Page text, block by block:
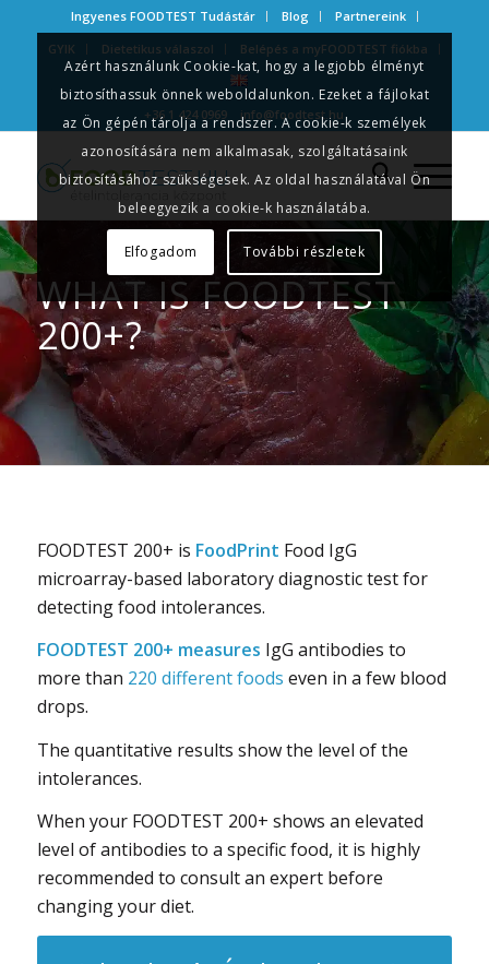
Ingyenes FOODTEST Tudástár Blog
Partnereink
GYIK
Dietetikus válaszol Belépés a myFOODTEST fiókba
+36 1 424 0969 info@foodtest.hu
WHAT IS FOODTEST
200+?
FOODTEST 200+ is FoodPrint Food IgG
microarray-based laboratory diagnostic test for
detecting food intolerances.
FOODTEST 200+ measures IgG antibodies to
more than 220 different foods even in a few blood
drops.
The quantitative results show the level of the
intolerances.
When your FOODTEST 200+ shows an elevated
level of antibodies to a specific food, it is highly
recommended to consult an expert before
changing your diet.
Azért használunk Cookie-kat, hogy a legjobb élményt
biztosíthassuk önnek weboldalunkon. Ezeket a fájlokat
az Ön gépén tárolja a rendszer. A cookie-k személyek
azonosítására nem alkalmasak, szolgáltatásaink
biztosításához szükségesek. Az oldal használatával Ön
beleegyezik a cookie-k használatába.
Elfogadom További részletek